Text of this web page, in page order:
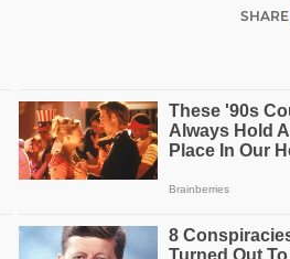
SHARE